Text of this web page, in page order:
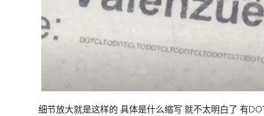
细节放大就是这样的 具体是什么缩写 就不太明白了 有